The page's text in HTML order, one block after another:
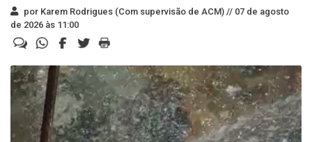
por Karem Rodrigues (Com supervisão de ACM) // 07 de agosto
de 2026 às 11:00